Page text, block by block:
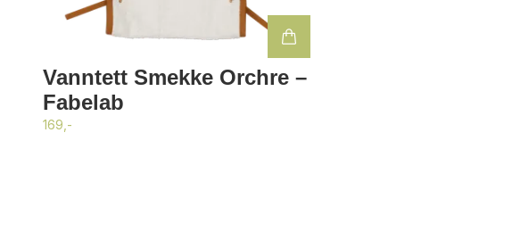
Vanntett Smekke Orchre –
Fabelab
169,-